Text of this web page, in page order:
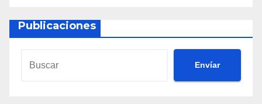
Publicaciones
Envíar